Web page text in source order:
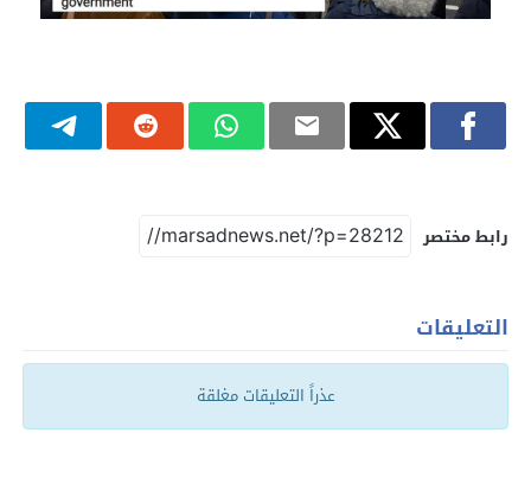
رابط مختصر
التعليقات
عذراً التعليقات مغلقة